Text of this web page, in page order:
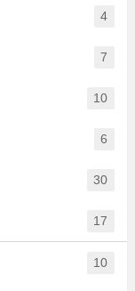
4
7
10
6
30
17
10